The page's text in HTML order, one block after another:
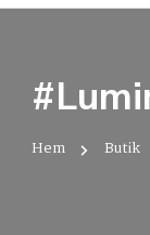
Hem Butik